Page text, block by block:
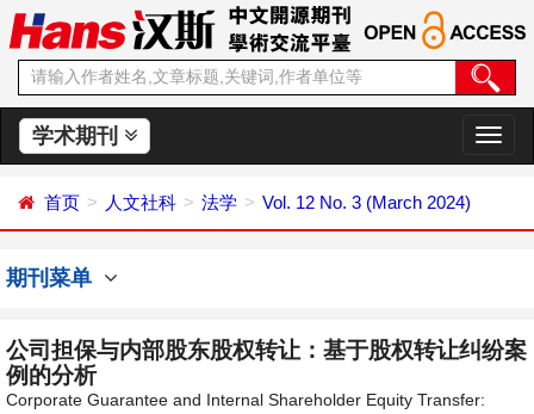
学术期刊
切
换
首页 人文社科 法学 Vol. 12 No. 3 (March 2024)
期刊菜单
公司担保与内部股东股权转让：基于股权转让纠纷案
例的分析
Corporate Guarantee and Internal Shareholder Equity Transfer: